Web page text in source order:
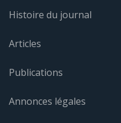
Histoire du journal
Articles
Publications
Annonces légales